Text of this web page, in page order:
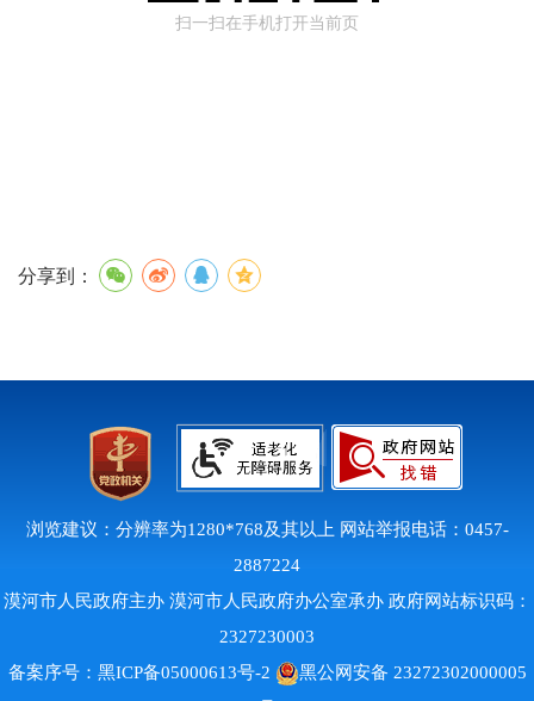
扫一扫在手机打开当前页
分享到：
浏览建议：分辨率为1280*768及其以上 网站举报电话：0457-
2887224
漠河市人民政府主办 漠河市人民政府办公室承办 政府网站标识码：
2327230003
备案序号： 黑ICP备05000613号-2
黑公网安备 23272302000005